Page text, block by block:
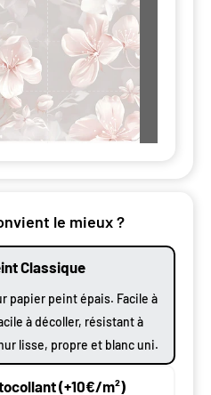
le mieux ?
Classique
papier peint épais. Facile à
à décoller, résistant à
lisse, propre et blanc uni.
(+10€/m²)